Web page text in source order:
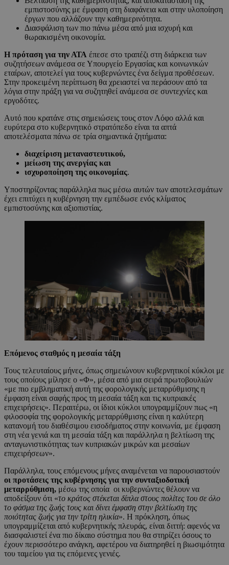
εμπιστοσύνης με έμφαση στη διαφάνεια και στην υλοποίηση
έργων που αλλάζουν την καθημερινότητα.
Διασφάλιση των πιο πάνω μέσα από μια ισχυρή και
θωρακισμένη οικονομία.
Η πρόταση για την ΑΤΑ έπεσε στο τραπέζι στη διάρκεια των
συζητήσεων ανάμεσα σε Υπουργείο Εργασίας και κοινωνικών
εταίρων, αποτελεί για τους κυβερνώντες ένα δείγμα προθέσεων.
Στην προκειμένη περίπτωση θα χρειαστεί να περάσουν από τα
λόγια στην πράξη για να συζητηθεί ανάμεσα σε συντεχνίες και
εργοδότες.
Αυτό που κρατάνε στις σημειώσεις τους στον Λόφο αλλά και
ευρύτερα στο κυβερνητικό στρατόπεδο είναι τα απτά
αποτελέσματα πάνω σε τρία σημαντικά ζητήματα:
διαχείριση μεταναστευτικού,
μείωση της ανεργίας και
ισχυροποίηση της οικονομίας.
Υποστηρίζοντας παράλληλα πως μέσω αυτών των αποτελεσμάτων
έχει επιτύχει η κυβέρνηση την εμπέδωσε ενός κλίματος
εμπιστοσύνης και αξιοπιστίας.
Επόμενος σταθμός η μεσαία τάξη
Τους τελευταίους μήνες, όπως σημειώνουν κυβερνητικοί κύκλοι με
τους οποίους μίλησε ο «Φ», μέσα από μια σειρά πρωτοβουλιών
«με πιο εμβληματική αυτή της φορολογικής μεταρρύθμισης η
έμφαση είναι σαφής προς τη μεσαία τάξη και τις κυπριακές
επιχειρήσεις». Περαιτέρω, οι ίδιοι κύκλοι υπογραμμίζουν πως «η
φιλοσοφία της φορολογικής μεταρρύθμισης είναι η καλύτερη
κατανομή του διαθέσιμου εισοδήματος στην κοινωνία, με έμφαση
στη νέα γενιά και τη μεσαία τάξη και παράλληλα η βελτίωση της
ανταγωνιστικότητας των κυπριακών μικρών και μεσαίων
επιχειρήσεων».
Παράλληλα, τους επόμενους μήνες αναμένεται να παρουσιαστούν
οι προτάσεις της κυβέρνησης για την συνταξιοδοτική
μεταρρύθμιση, μέσω της οποία οι κυβερνώντες θέλουν να
αποδείξουν ότι «το κράτος στέκεται δίπλα στους πολίτες του σε όλο
το φάσμα της ζωής τους και δίνει έμφαση στην βελτίωση της
ποιότητας ζωής για την τρίτη ηλικία». Η πρόκληση, όπως
υπογραμμίζεται από κυβερνητικής πλευράς, είναι διττή: αφενός να
διασφαλιστεί ένα πιο δίκαιο σύστημα που θα στηρίζει όσους το
έχουν περισσότερο ανάγκη, αφετέρου να διατηρηθεί η βιωσιμότητα
του ταμείου για τις επόμενες γενιές.